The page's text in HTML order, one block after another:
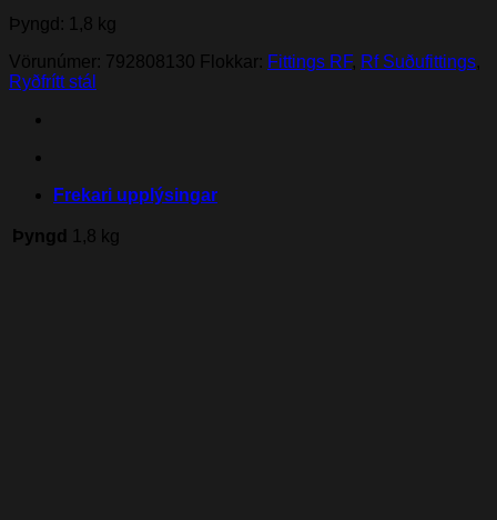
Þyngd: 1,8 kg
Vörunúmer: 792808130 Flokkar: Fittings RF, Rf Suðufittings,
Ryðfrítt stál
Frekari upplýsingar
Þyngd 1,8 kg